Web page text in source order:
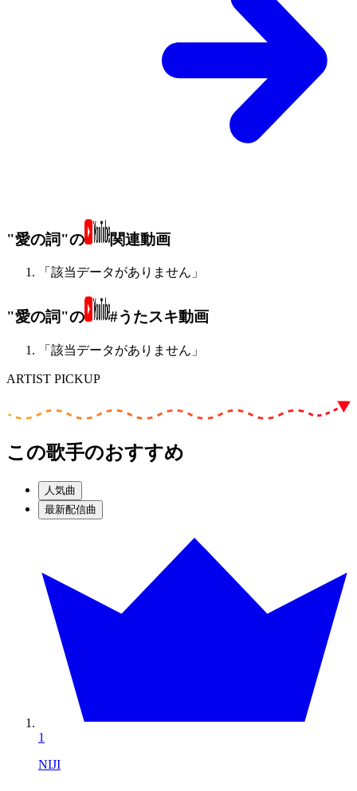
"愛の詞"の 関連動画
「該当データがありません」
"愛の詞"の #うたスキ動画
「該当データがありません」
ARTIST PICKUP
この歌手のおすすめ
人気曲
最新配信曲
1
NIJI